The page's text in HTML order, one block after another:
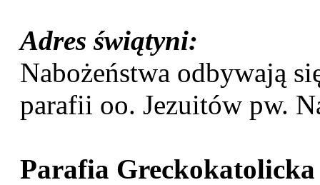
Adres świątyni:
Nabożeństwa odbywają
parafii oo. Jezuitów pw.
Parafia